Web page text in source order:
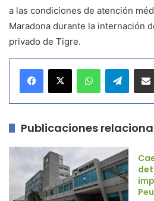
a las condiciones de atención
Maradona durante la internación
privado de Tigre.
Telegram
Publicaciones